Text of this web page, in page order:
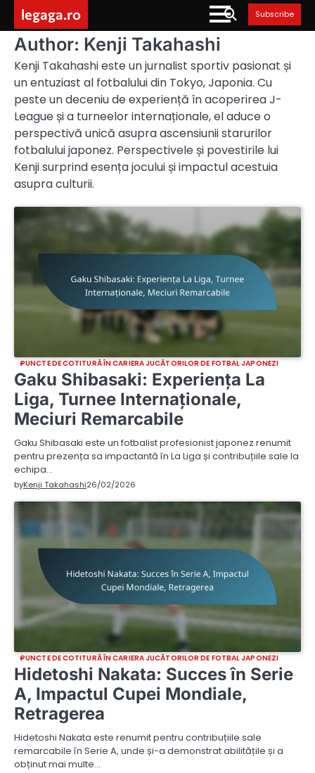
content
legaga.ro Subscribe
Author: Kenji Takahashi
Kenji Takahashi este un jurnalist sportiv pasionat și
un entuziast al fotbalului din Tokyo, Japonia. Cu
peste un deceniu de experiență în acoperirea J-
League și a turneelor internaționale, el aduce o
perspectivă unică asupra ascensiunii starurilor
fotbalului japonez. Perspectivele și povestirile lui
Kenji surprind esența jocului și impactul acestuia
asupra culturii.
PUNCTE DE COTITURĂ ÎN CARIERA JUCĂTORILOR DE FOTBAL JAPONEZI
Gaku Shibasaki: Experiența La
Liga, Turnee Internaționale,
Meciuri Remarcabile
Gaku Shibasaki este un fotbalist profesionist japonez renumit
pentru prezența sa impactantă în La Liga și contribuțiile sale la
echipa…
byKenji Takahashi26/02/2026
PUNCTE DE COTITURĂ ÎN CARIERA JUCĂTORILOR DE FOTBAL JAPONEZI
Hidetoshi Nakata: Succes în Serie
A, Impactul Cupei Mondiale,
Retragerea
Hidetoshi Nakata este renumit pentru contribuțiile sale
remarcabile în Serie A, unde și-a demonstrat abilitățile și a
obținut mai multe…